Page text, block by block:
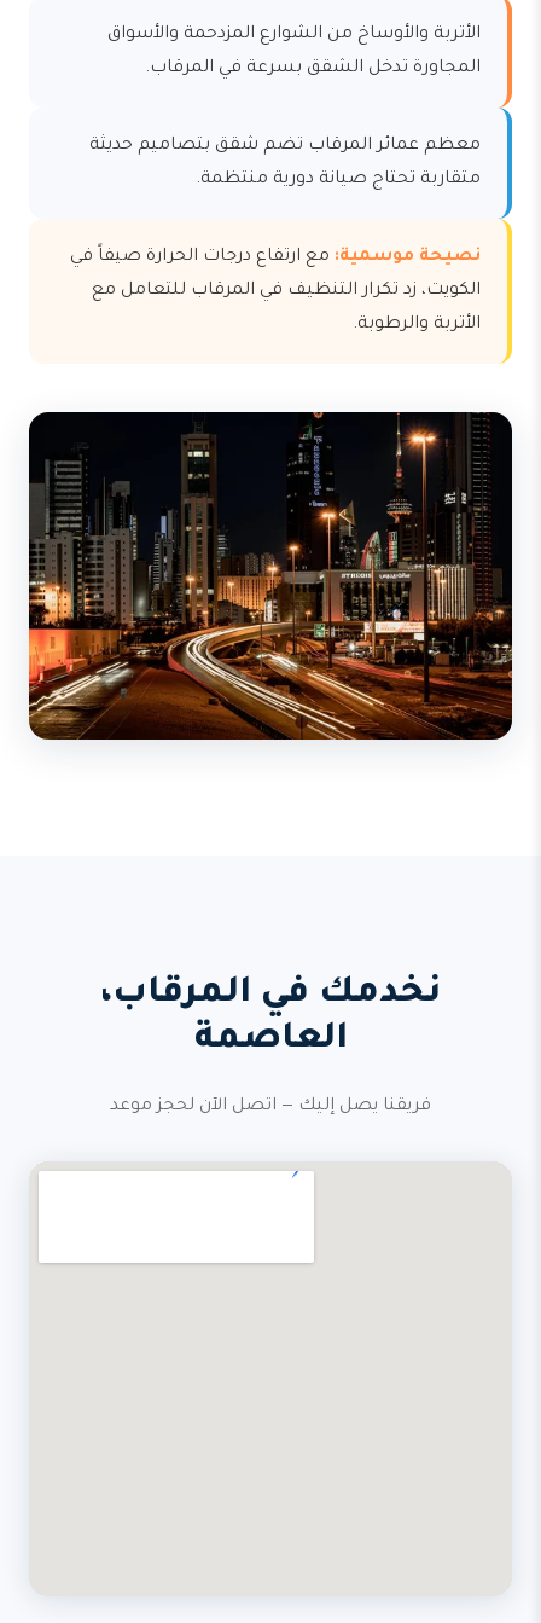
الأتربة والأوساخ من الشوارع المزدحمة والأسواق
المجاورة تدخل الشقق بسرعة في المرقاب.
معظم عمائر المرقاب تضم شقق بتصاميم حديثة
متقاربة تحتاج صيانة دورية منتظمة.
نصيحة موسمية: مع ارتفاع درجات الحرارة صيفاً في
الكويت، زد تكرار التنظيف في المرقاب للتعامل مع
الأتربة والرطوبة.
نخدمك في المرقاب،
العاصمة
فريقنا يصل إليك — اتصل الآن لحجز موعد